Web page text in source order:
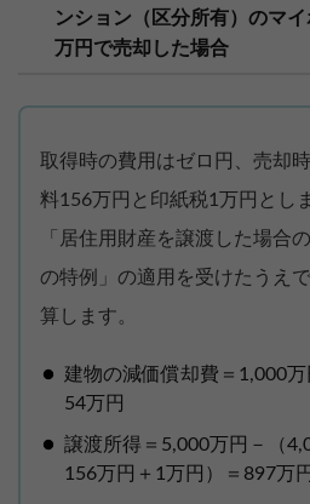
ンション（区分所有）のマ
万円で売却した場合
取得時の費用はゼロ円、売却
料156万円と印紙税1万円とし
「居住用財産を譲渡した場合
の特例」の適用を受けたうえ
算します。
建物の減価償却費＝1,000
54万円
譲渡所得＝5,000万円－（
156万円＋1万円）＝897万円